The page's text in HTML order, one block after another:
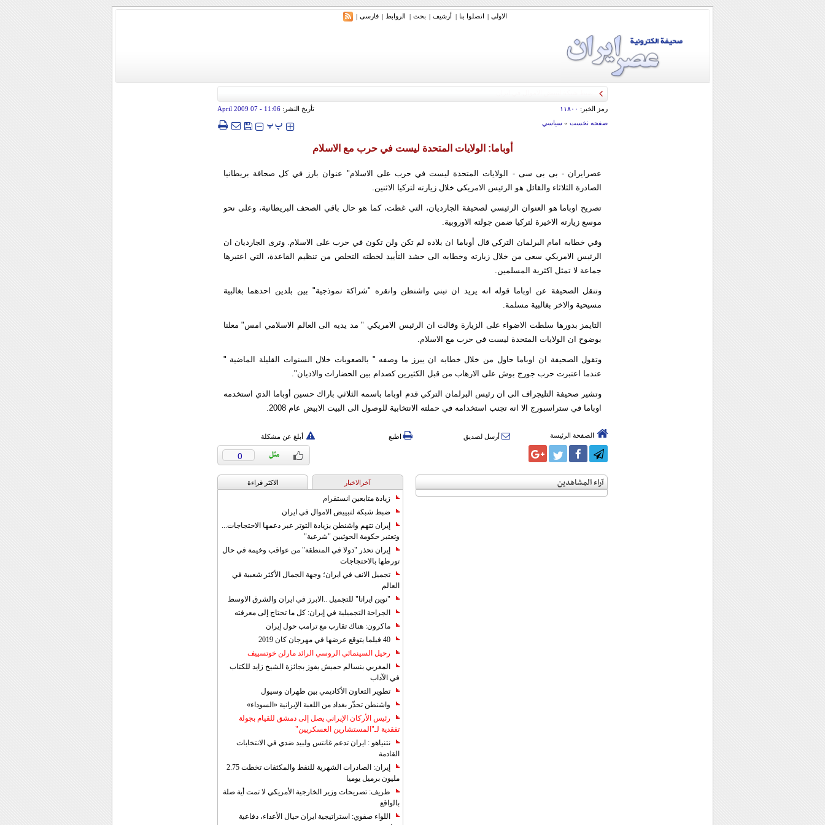
الاولی | اتصلوا بنا | أرشیف | بحث | الروابط | فارسی |
رمز الخبر: ۱۱۸۰۰ تأريخ النشر:11:06
- 07 April 2009
صفحه نخست» سياسي ‍‍‍ پپ
أوباما: الولايات المتحدة ليست في حرب مع الاسلام
عصرایران - بی بی سی - الولايات المتحدة ليست في حرب على الاسلام" عنوان بارز في كل صحافة بريطانيا
الصادرة الثلاثاء والقائل هو الرئيس الامريكي خلال زيارته لتركيا الاثنين.
تصريح اوباما هو العنوان الرئيسي لصحيفة الجارديان، التي غطت، كما هو حال باقي الصحف البريطانية، وعلى نحو
موسع زيارته الاخيرة لتركيا ضمن جولته الاوروبية.
وفي خطابه امام البرلمان التركي قال أوباما ان بلاده لم تكن ولن تكون في حرب على الاسلام. وترى الجارديان ان
الرئيس الامريكي سعى من خلال زيارته وخطابه الى حشد التأييد لخطته التخلص من تنظيم القاعدة، التي اعتبرها
جماعة لا تمثل اكثرية المسلمين.
وتنقل الصحيفة عن اوباما قوله انه يريد ان تبني واشنطن وانقره "شراكة نموذجية" بين بلدين احدهما بغالبية
مسيحية والاخر بغالبية مسلمة.
التايمز بدورها سلطت الاضواء على الزيارة وقالت ان الرئيس الامريكي " مد يديه الى العالم الاسلامي امس" معلنا
بوضوح ان الولايات المتحدة ليست في حرب مع الاسلام.
وتقول الصحيفة ان اوباما حاول من خلال خطابه ان يبرز ما وصفه " بالصعوبات خلال السنوات القليلة الماضية "
عندما اعتبرت حرب جورج بوش على الارهاب من قبل الكثيرين كصدام بين الحضارات والاديان".
وتشير صحيفة التليجراف الى ان رئيس البرلمان التركي قدم اوباما باسمه الثلاثي باراك حسين أوباما الذي استخدمه
اوباما في ستراسبورج الا انه تجنب استخدامه في حملته الانتخابية للوصول الى البيت الابيض عام 2008.
الصفحة الرئيسة أرسل لصديق اطبع أبلغ عن مشكلة
0
آراء المشاهدين آخرالاخبار الاکثر قراءة
زيادة متابعين انستقرام
ضبط شبكة لتبييض الاموال في ايران
إيران تتهم واشنطن بزيادة التوتر عبر دعمها الاحتجاجات...
وتعتبر حكومة الحوثيين "شرعية"
إيران تحذر "دولا في المنطقة" من عواقب وخيمة في حال
تورطها بالاحتجاجات
تجميل الانف في ايران؛ وجهة الجمال الأكثر شعبية في
العالم
"نوين ايرانا" للتجميل ..الابرز في ايران والشرق الاوسط
الجراحة التجميلية في إيران: كل ما تحتاج إلى معرفته
ماكرون: هناك تقارب مع ترامب حول إيران
40 فيلما يتوقع عرضها في مهرجان كان 2019
رحيل السينمائي الروسي الرائد مارلن خوتسييف
المغربي بنسالم حميش يفوز بجائزة الشيخ زايد للكتاب
في الآداب
تطوير التعاون الأكاديمي بين طهران وسيول
واشنطن تحذّر بغداد من اللعبة الإيرانية «السوداء»
رئيس الأركان الإيراني يصل إلى دمشق للقيام بجولة
تفقدية لـ"المستشارين العسكريين"
نتنياهو : ايران تدعم غانتس ولبيد ضدي في الانتخابات
القادمة
إيران: الصادرات الشهریة للنفط والمكثفات تخطت 2.75
مليون برميل يوميا
ظريف: تصريحات وزير الخارجية الأمريكي لا تمت أية صلة
بالواقع
اللواء صفوي: استراتيجية ايران حيال الأعداء، دفاعية